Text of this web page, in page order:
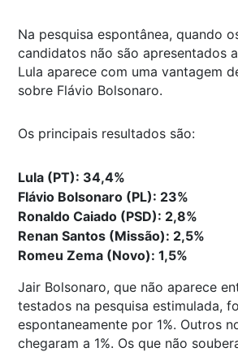
Na pesquisa espontânea, quando
candidatos não são apresentados
Lula aparece com uma vantagem
sobre Flávio Bolsonaro.
Os principais resultados são:
Lula (PT): 34,4%
Flávio Bolsonaro (PL): 23%
Ronaldo Caiado (PSD): 2,8%
Renan Santos (Missão): 2,5%
Romeu Zema (Novo): 1,5%
Jair Bolsonaro, que não aparece
testados na pesquisa estimulada,
espontaneamente por 1%. Outros
chegaram a 1%. Os que não